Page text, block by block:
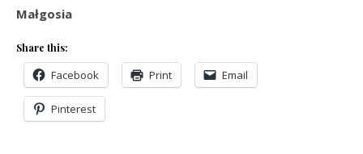
Małgosia
Share this:
Facebook Print Email
Pinterest